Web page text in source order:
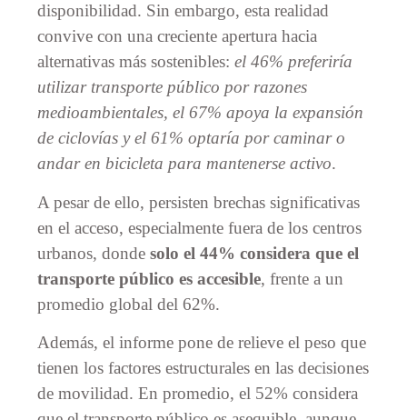
disponibilidad. Sin embargo, esta realidad
convive con una creciente apertura hacia
alternativas más sostenibles: el 46% preferiría
utilizar transporte público por razones
medioambientales, el 67% apoya la expansión
de ciclovías y el 61% optaría por caminar o
andar en bicicleta para mantenerse activo.
A pesar de ello, persisten brechas significativas
en el acceso, especialmente fuera de los centros
urbanos, donde solo el 44% considera que el
transporte público es accesible, frente a un
promedio global del 62%.
Además, el informe pone de relieve el peso que
tienen los factores estructurales en las decisiones
de movilidad. En promedio, el 52% considera